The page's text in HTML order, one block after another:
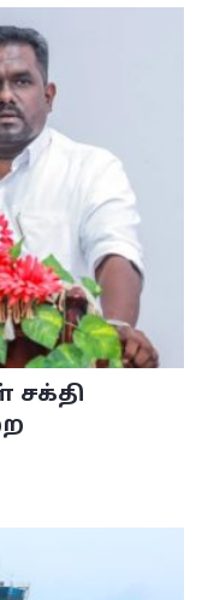
சக்தி